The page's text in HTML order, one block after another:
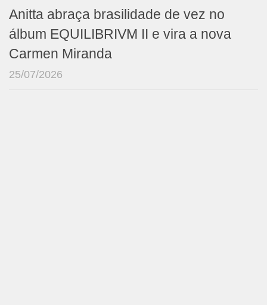
Anitta abraça brasilidade de vez no
álbum EQUILIBRIVM II e vira a nova
Carmen Miranda
25/07/2026